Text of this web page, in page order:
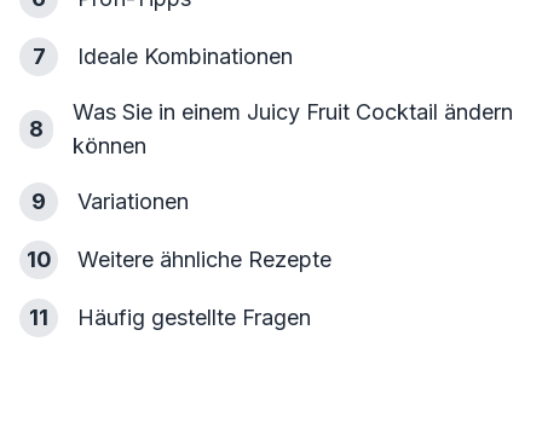
7 Ideale Kombinationen
8
Was Sie in einem Juicy Fruit Cocktail ändern
können
9 Variationen
10 Weitere ähnliche Rezepte
11 Häufig gestellte Fragen